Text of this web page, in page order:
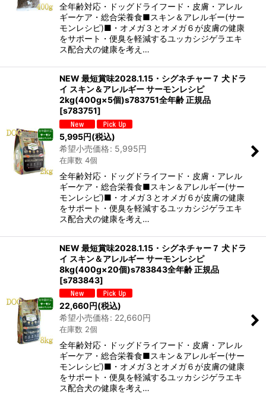
全年齢対応・ドッグドライフード・皮膚・アレル
ギーケア・総合栄養食■スキン＆アレルギー(サー
モンレシピ)■・オメガ３とオメガ６が皮膚の健康
をサポート・便臭を軽減するユッカシジゲラエキ
ス配合犬の健康を考え…
NEW 最短賞味2028.1.15・シグネチャー７ 犬ドラ
イ スキン＆アレルギー サーモンレシピ
2kg(400g×5個)s783751全年齢 正規品
[s783751]
5,995円(税込)
希望小売価格: 5,995円
在庫数 4個
全年齢対応・ドッグドライフード・皮膚・アレル
ギーケア・総合栄養食■スキン＆アレルギー(サー
モンレシピ)■・オメガ３とオメガ６が皮膚の健康
をサポート・便臭を軽減するユッカシジゲラエキ
ス配合犬の健康を考え…
NEW 最短賞味2028.1.15・シグネチャー７ 犬ドラ
イ スキン＆アレルギー サーモンレシピ
8kg(400g×20個)s783843全年齢 正規品
[s783843]
22,660円(税込)
希望小売価格: 22,660円
在庫数 2個
全年齢対応・ドッグドライフード・皮膚・アレル
ギーケア・総合栄養食■スキン＆アレルギー(サー
モンレシピ)■・オメガ３とオメガ６が皮膚の健康
をサポート・便臭を軽減するユッカシジゲラエキ
ス配合犬の健康を考え…